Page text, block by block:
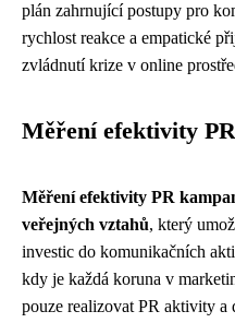
plán zahrnující postupy pro
rychlost reakce a empatické
zvládnutí krize v online
Měření efektivity
Měření efektivity PR
veřejných vztahů, který
investic do komunikačních
kdy je každá koruna v
pouze realizovat PR aktivity a